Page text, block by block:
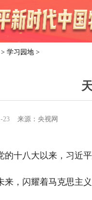
网微平台 学
业党建 先
学习园地 >
23 来源：央视网
的十八大以来，习近
来，闪耀着马克思主